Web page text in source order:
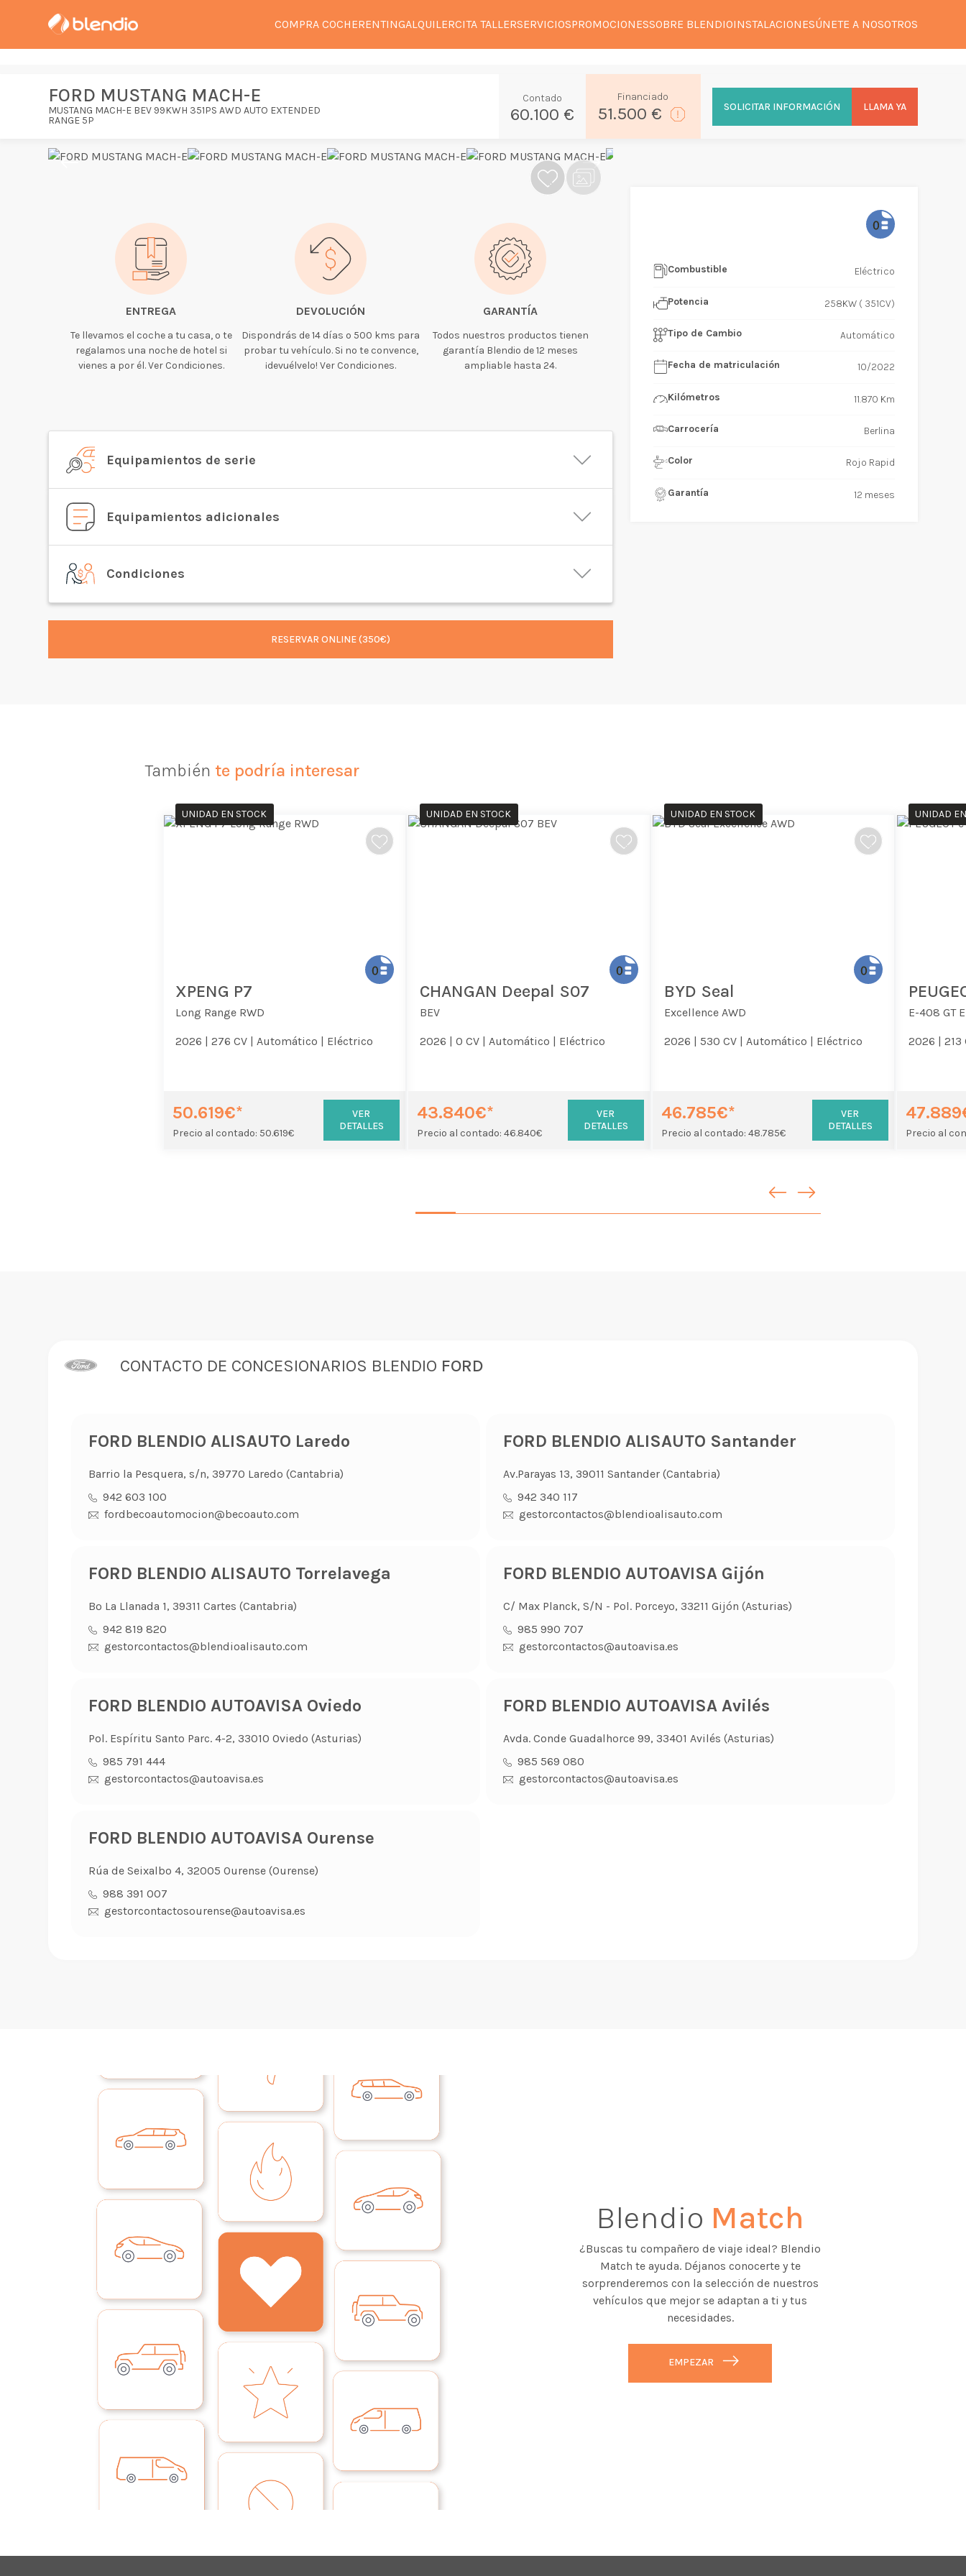
COMPRA COCHERENTINGALQUILERCITA TALLERSERVICIOSPROMOCIONESSOBRE BLENDIOINSTALACIONESÚNETE A NOSOTROS
FORD MUSTANG MACH-E
MUSTANG MACH-E BEV 99KWH 351PS AWD AUTO EXTENDED
RANGE 5P
Contado
60.100 €
Financiado
51.500 € SOLICITAR INFORMACIÓN LLAMA YA
ENTREGA
Te llevamos el coche a tu casa, o te
regalamos una noche de hotel si
vienes a por él. Ver Condiciones.
DEVOLUCIÓN
Dispondrás de 14 días o 500 kms para
probar tu vehículo. Si no te convence,
¡devuélvelo! Ver Condiciones.
GARANTÍA
Todos nuestros productos tienen
garantía Blendio de 12 meses
ampliable hasta 24.
Equipamientos de serie
Equipamientos adicionales
Condiciones
RESERVAR ONLINE (350€)
Combustible Eléctrico
Potencia 258KW ( 351CV)
Tipo de Cambio Automático
Fecha de matriculación 10/2022
Kilómetros 11.870 Km
Carrocería Berlina
Color Rojo Rapid
Garantía 12 meses
También te podría interesar
UNIDAD EN STOCK
XPENG P7
Long Range RWD
2026 | 276 CV | Automático | Eléctrico
50.619€*
Precio al contado: 50.619€
VER
DETALLES
UNIDAD EN STOCK
CHANGAN Deepal S07
BEV
2026 | 0 CV | Automático | Eléctrico
43.840€*
Precio al contado: 46.840€
VER
DETALLES
UNIDAD EN STOCK
BYD Seal
Excellence AWD
2026 | 530 CV | Automático | Eléctrico
46.785€*
Precio al contado: 48.785€
VER
DETALLES
UNIDAD
E-408 GT
2026 | 213
Precio al
CONTACTO DE CONCESIONARIOS BLENDIO FORD
FORD BLENDIO ALISAUTO Laredo
Barrio la Pesquera, s/n, 39770 Laredo (Cantabria)
942 603 100
fordbecoautomocion@becoauto.com
FORD BLENDIO ALISAUTO Santander
Av.Parayas 13, 39011 Santander (Cantabria)
942 340 117
gestorcontactos@blendioalisauto.com
FORD BLENDIO ALISAUTO Torrelavega
Bº La Llanada 1, 39311 Cartes (Cantabria)
942 819 820
gestorcontactos@blendioalisauto.com
FORD BLENDIO AUTOAVISA Gijón
C/ Max Planck, S/N - Pol. Porceyo, 33211 Gijón (Asturias)
985 990 707
gestorcontactos@autoavisa.es
FORD BLENDIO AUTOAVISA Oviedo
Pol. Espíritu Santo Parc. 4-2, 33010 Oviedo (Asturias)
985 791 444
gestorcontactos@autoavisa.es
FORD BLENDIO AUTOAVISA Avilés
Avda. Conde Guadalhorce 99, 33401 Avilés (Asturias)
985 569 080
gestorcontactos@autoavisa.es
FORD BLENDIO AUTOAVISA Ourense
Rúa de Seixalbo 4, 32005 Ourense (Ourense)
988 391 007
gestorcontactosourense@autoavisa.es
Blendio Match
¿Buscas tu compañero de viaje ideal? Blendio
Match te ayuda. Déjanos conocerte y te
sorprenderemos con la selección de nuestros
vehículos que mejor se adaptan a ti y tus
necesidades.
EMPEZAR